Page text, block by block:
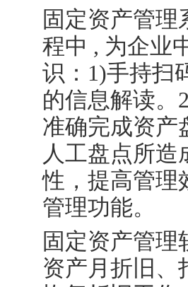
固定资产管
程中 , 为企业
识：1)手持扫
的信息解读。
准确完成资产
人工盘点所
性，提高管理
管理功能。
固定资产管
资产月折旧、